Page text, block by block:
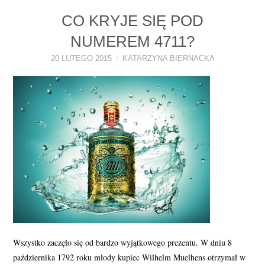
O ODLEWKACH
PERFUMY FAQ
A TO CIEKAWE!
SKLEP
CO KRYJE SIĘ POD
NUMEREM 4711?
20 LUTEGO 2015 KATARZYNA BIERNACKA
Wszystko zaczęło się od bardzo wyjątkowego prezentu. W dniu 8
października 1792 roku młody kupiec Wilhelm Muelhens otrzymał w